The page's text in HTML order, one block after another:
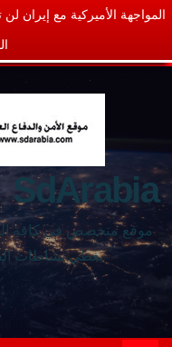
المواجهة الأميركية مع إيران
SdArabia
موقع متخصص في كافة
يغطي نشاطات